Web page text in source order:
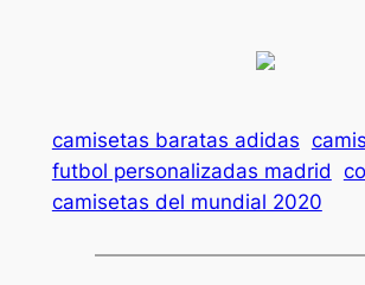
camisetas baratas adidas
futbol personalizadas madrid
camisetas del mundial 2020